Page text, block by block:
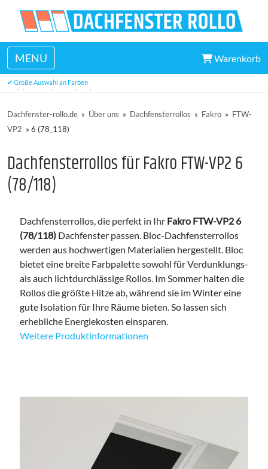
MENU Warenkorb
✔ Hervorragender Kundendienst
✔ Große Auswahl an Farben
✔ viele Maße ab Lager lieferbar
Dachfenster-rollo.de » Über uns » Dachfensterrollos » Fakro » FTW-
VP2 » 6 (78_118)
Dachfensterrollos für Fakro FTW-VP2 6
(78/118)
Dachfensterrollos, die perfekt in Ihr Fakro FTW-VP2 6
(78/118) Dachfenster passen. Bloc-Dachfensterrollos
werden aus hochwertigen Materialien hergestellt. Bloc
bietet eine breite Farbpalette sowohl für Verdunklungs-
als auch lichtdurchlässige Rollos. Im Sommer halten die
Rollos die größte Hitze ab, während sie im Winter eine
gute Isolation für Ihre Räume bieten. So lassen sich
erhebliche Energiekosten einsparen.
Weitere Produktinformationen